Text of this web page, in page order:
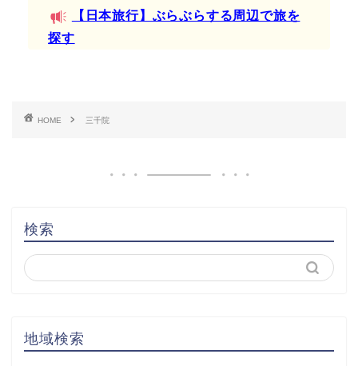
【日本旅行】ぶらぶらする周辺で旅を
探す
HOME 三千院
検索
地域検索